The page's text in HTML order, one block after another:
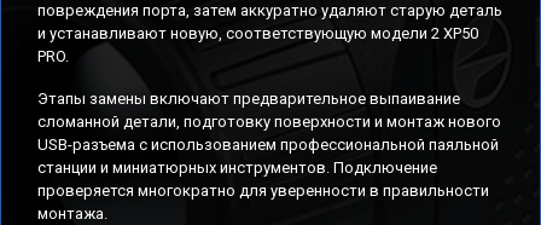
повреждения порта, затем аккуратно удаляют старую деталь
и устанавливают новую, соответствующую модели 2 XP50
PRO.
Этапы замены включают предварительное выпаивание
сломанной детали, подготовку поверхности и монтаж нового
USB-разъема с использованием профессиональной паяльной
станции и миниатюрных инструментов. Подключение
проверяется многократно для уверенности в правильности
монтажа.